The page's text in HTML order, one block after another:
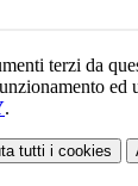
terzi da
.
tutti i cookies